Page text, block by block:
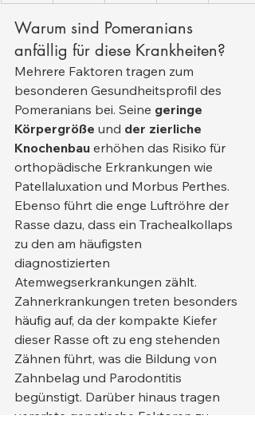
Warum sind Pomeranians
anfällig für diese Krankheiten?
Mehrere Faktoren tragen zum
besonderen Gesundheitsprofil des
Pomeranians bei. Seine geringe
Körpergröße und der zierliche
Knochenbau erhöhen das Risiko für
orthopädische Erkrankungen wie
Patellaluxation und Morbus Perthes.
Ebenso führt die enge Luftröhre der
Rasse dazu, dass ein Trachealkollaps
zu den am häufigsten
diagnostizierten
Atemwegserkrankungen zählt.
Zahnerkrankungen treten besonders
häufig auf, da der kompakte Kiefer
dieser Rasse oft zu eng stehenden
Zähnen führt, was die Bildung von
Zahnbelag und Parodontitis
begünstigt. Darüber hinaus tragen
vererbte genetische Faktoren zu